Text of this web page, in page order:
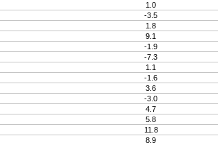
1.0
-3.5
1.8
9.1
-1.9
-7.3
1.1
-1.6
3.6
-3.0
4.7
5.8
11.8
8.9